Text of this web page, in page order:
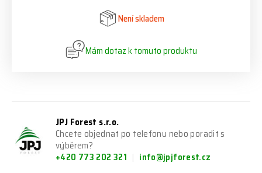
Není skladem
Mám dotaz k tomuto produktu
JPJ Forest s.r.o.
Chcete objednat po telefonu nebo poradit s
výběrem?
+420 773 202 321
info@jpjforest.cz